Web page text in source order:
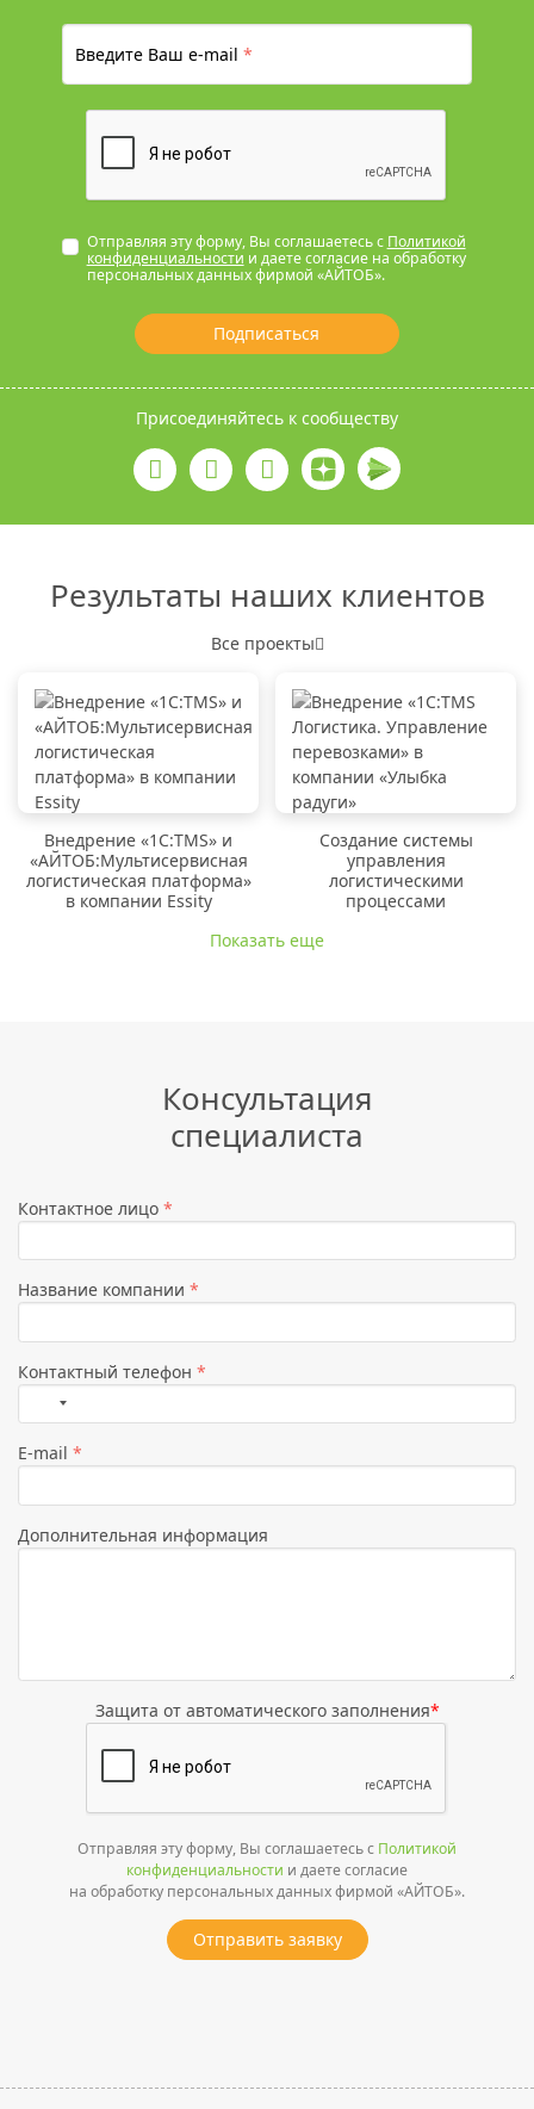
Введите Ваш e-mail*
Отправляя эту форму, Вы соглашаетесь с Политикой
конфиденциальности и даете согласие на обработку
персональных данных фирмой «АЙТОБ».
Подписаться
Присоединяйтесь к сообществу
Результаты наших клиентов
Все проекты
Внедрение «1C:TMS» и
«АЙТОБ:Мультисервисная
логистическая платформа»
в компании Essity
Создание системы
управления
логистическими
процессами
Показать еще
Консультация
специалиста
Контактное лицо *
Название компании *
Контактный телефон *
Страна
не
выбрана
E-mail *
Дополнительная информация
Защита от автоматического заполнения*
Отправляя эту форму, Вы соглашаетесь с Политикой
конфиденциальности и даете согласие
на обработку персональных данных фирмой «АЙТОБ».
Отправить заявку